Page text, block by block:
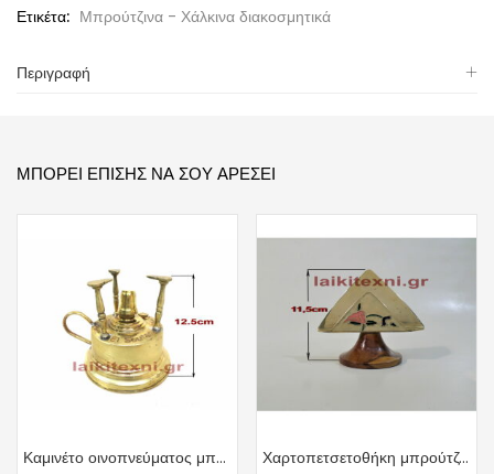
Ετικέτα: Μπρούτζινα - Χάλκινα διακοσμητικά
Περιγραφή
ΜΠΟΡΕΊ ΕΠΊΣΗΣ ΝΑ ΣΟΥ ΑΡΈΣΕΙ
Καμινέτο οινοπνεύματος μπρούτζινο.
Χαρτοπετσετοθήκη μπρούτζος-σμάλτο.